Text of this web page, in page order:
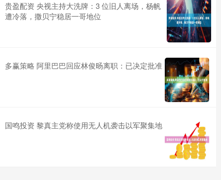
贵盈配资 央视主持大洗牌：3 位旧人离场，杨帆
遭冷落，撒贝宁稳居一哥地位
多赢策略 阿里巴巴回应林俊旸离职：已决定批准
国鸣投资 黎真主党称使用无人机袭击以军聚集地